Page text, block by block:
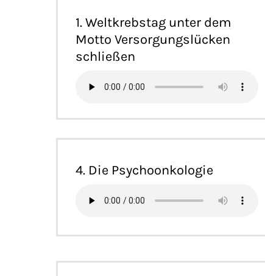
1. Weltkrebstag unter dem
Motto Versorgungslücken
schließen
4. Die Psychoonkologie